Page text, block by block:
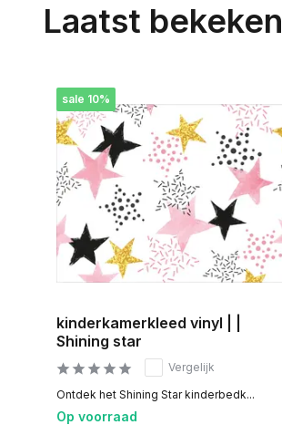
Laatst bekeken
sale 10%
kinderkamerkleed vinyl | |
Shining star
Vergelijk
Ontdek het Shining Star kinderbedk...
Op voorraad